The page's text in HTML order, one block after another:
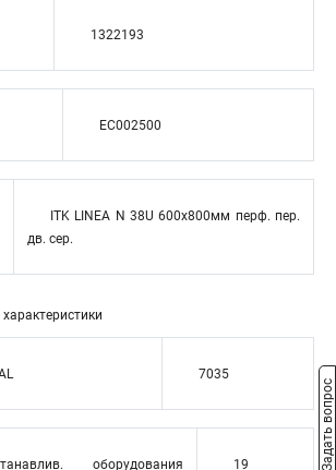
1322193
EC002500
ITK LINEA N 38U 600х800мм перф. пер.
дв. сер.
7035
оборудования 19 Задать вопрос